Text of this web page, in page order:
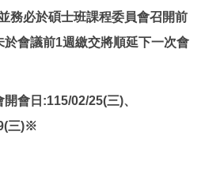
務必於碩士班課程委員會召開前
於會議前1週繳交將順延下一次會
會日:115/02/25(三)、
三)※